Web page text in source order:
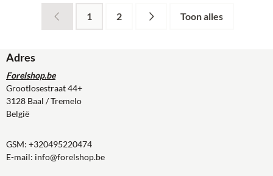
1 2 Toon alles
Adres
Forelshop.be
Grootlosestraat 44+
3128 Baal / Tremelo
België
GSM: +320495220474
E-mail: info@forelshop.be